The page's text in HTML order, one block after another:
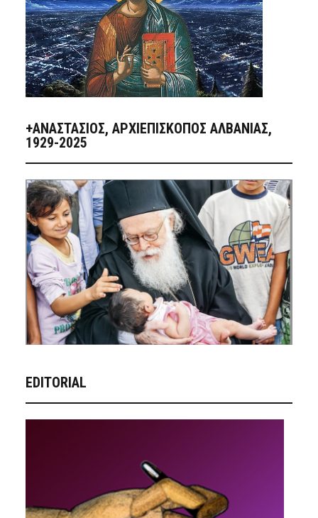
+ΑΝΑΣΤΆΣΙΟΣ, ΑΡΧΙΕΠΊΣΚΟΠΟΣ ΑΛΒΑΝΊΑΣ,
1929-2025
EDITORIAL